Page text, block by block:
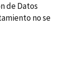
de Datos
no se